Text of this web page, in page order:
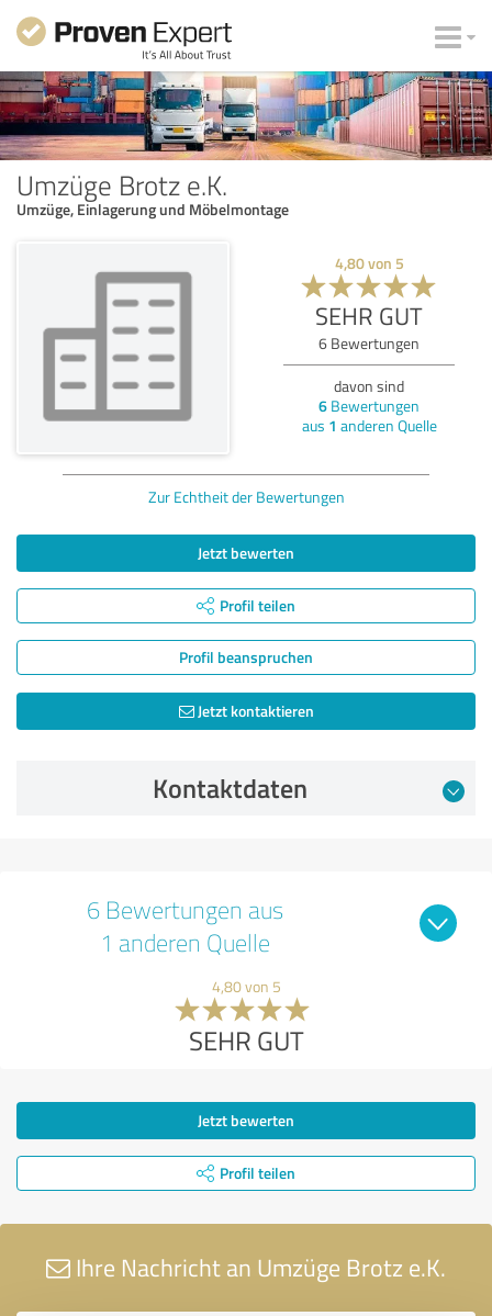
Umzüge Brotz e.K.
Umzüge, Einlagerung und Möbelmontage
4,80von 5
SEHR GUT
6 Bewertungen
davon sind
6 Bewertungen
aus 1 anderen Quelle
Zur Echtheit der Bewertungen
Jetzt bewerten
Profil teilen
Profil beanspruchen
Jetzt kontaktieren
Kontaktdaten
6 Bewertungen aus
1 anderen Quelle
4,80 von 5
SEHR GUT
Jetzt bewerten
Profil teilen
Ihre Nachricht an Umzüge Brotz e.K.